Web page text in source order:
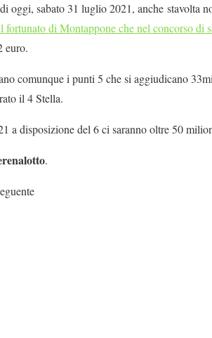
oggi, sabato 31 luglio 2021, anche stavolta
fortunato di Montappone che nel concorso di
euro.
comunque i punti 5 che si aggiudicano
il 4 Stella.
a disposizione del 6 ci saranno oltre 50
.